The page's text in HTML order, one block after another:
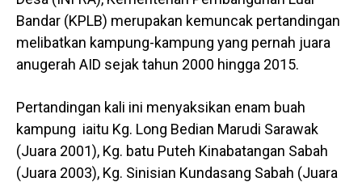
Bandar (KPLB) merupakan kemuncak pertandingan
melibatkan kampung-kampung yang pernah juara
anugerah AID sejak tahun 2000 hingga 2015.
Pertandingan kali ini menyaksikan enam buah
kampung iaitu Kg. Long Bedian Marudi Sarawak
(Juara 2001), Kg. batu Puteh Kinabatangan Sabah
(Juara 2003), Kg. Sinisian Kundasang Sabah (Juara